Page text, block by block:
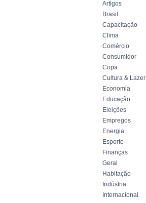
Artigos
Brasil
Capacitação
Clima
Comércio
Consumidor
Copa
Cultura & Lazer
Economia
Educação
Eleições
Empregos
Energia
Esporte
Finanças
Geral
Habitação
Indústria
Internacional